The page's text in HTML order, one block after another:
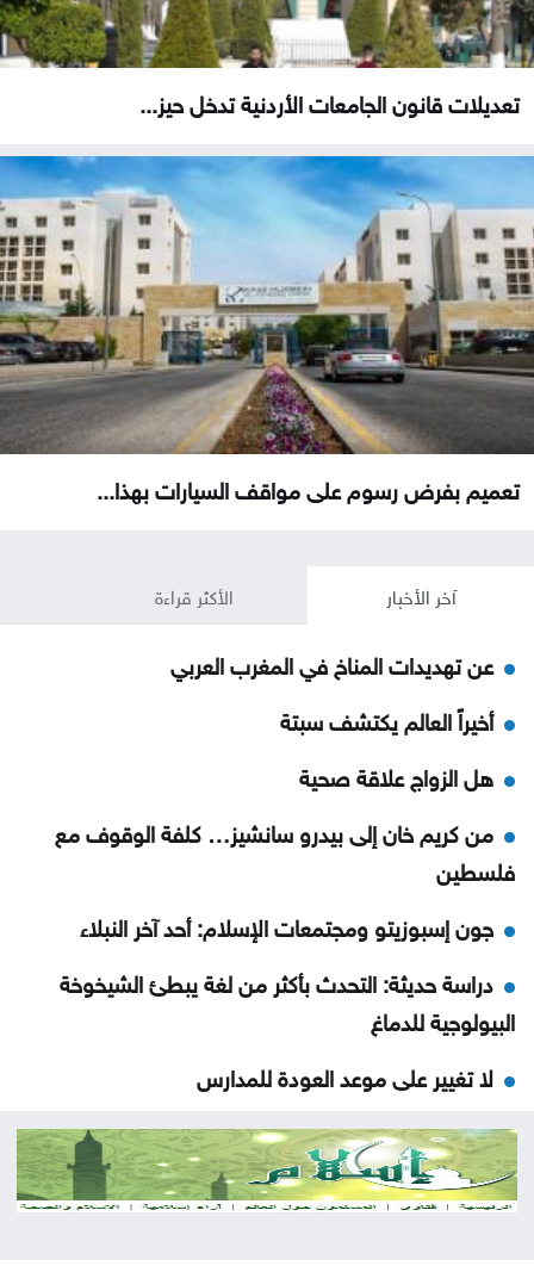
تعديلات قانون الجامعات الأردنية تدخل حيز...
تعميم بفرض رسوم على مواقف السيارات بهذا...
آخر الأخبار الأكثر قراءة
عن تهديدات المناخ في المغرب العربي
أخيراً العالم يكتشف سبتة
هل الزواج علاقة صحية
من كريم خان إلى بيدرو سانشيز… كلفة الوقوف مع
فلسطين
جون إسبوزيتو ومجتمعات الإسلام: أحد آخر النبلاء
دراسة حديثة: التحدث بأكثر من لغة يبطئ الشيخوخة
البيولوجية للدماغ
لا تغيير على موعد العودة للمدارس
تركيا والسعودية وباكستان تعتزم توقيع اتفاقية دفاع
مشترك